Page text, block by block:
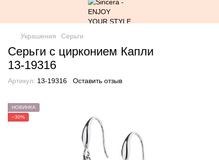
Украшения Серьги
Серьги с цирконием Капли
13-19316
Артикул: 13-19316 Оставить отзыв
НОВИНКА
−30%